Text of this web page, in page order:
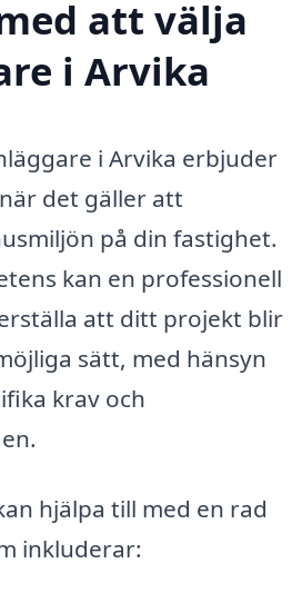
att välja
i Arvika
i Arvika erbjuder
det gäller att
på din fastighet.
kan en professionell
att ditt projekt blir
sätt, med hänsyn
krav och
hjälpa till med en rad
inkluderar: